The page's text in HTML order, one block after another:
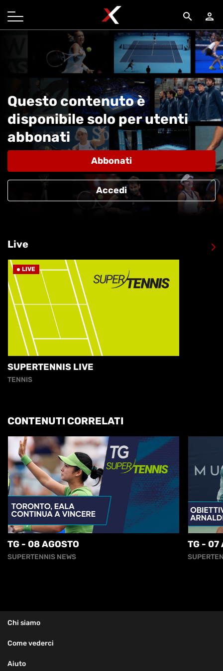
search person
Questo contenuto è
disponibile solo per utenti
abbonati
Abbonati
Accedi
Live
LIVE
SUPERTENNIS LIVE
TENNIS
CONTENUTI CORRELATI
TG - 08 AGOSTO
SUPERTENNIS NEWS
TG - 07
Chi siamo
Come vederci
Aiuto